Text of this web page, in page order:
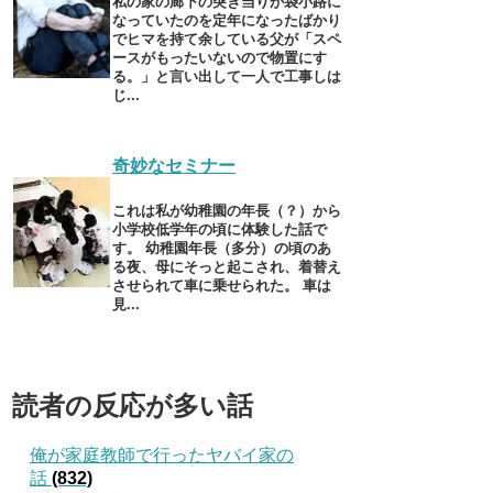
なっていたのを定年になったばかり
でヒマを持て余している父が「スペ
ースがもったいないので物置にす
る。」と言い出して一人で工事しは
じ...
奇妙なセミナー
これは私が幼稚園の年長（？）から
小学校低学年の頃に体験した話で
す。 幼稚園年長（多分）の頃のあ
る夜、母にそっと起こされ、着替え
させられて車に乗せられた。 車は
見...
読者の反応が多い話
俺が家庭教師で行ったヤバイ家の
話 (832)